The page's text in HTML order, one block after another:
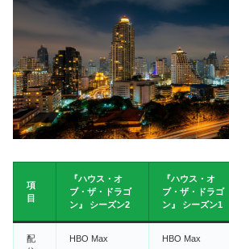
項
目
『ハウス・オ
ブ・ザ・ドラゴ
ン』 シーズン2
『ハウス・オ
ブ・ザ・ドラゴ
ン』 シーズン1
配
HBO Max HBO Max